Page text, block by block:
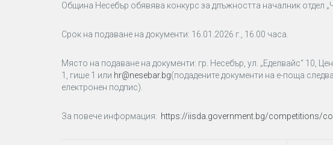
Община Несебър обявява конкурс за длъжността началник отдел
Срок на подаване на документи: 16.01.2026 г., 16.00 часа.
Място на подаване на документи: гр. Несебър, ул. „Еделвайс“ 10,
1, гише 1 или hr@nesebar.bg(подадените документи на е-поща
електронен подпис).
За повече информация: https://iisda.government.bg/competitions/